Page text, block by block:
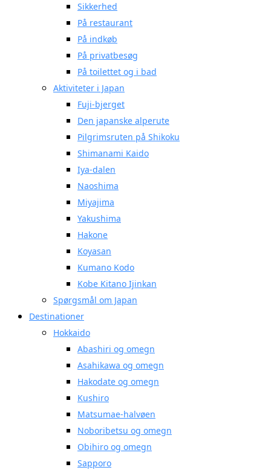
Sikkerhed
På restaurant
På indkøb
På privatbesøg
På toilettet og i bad
Aktiviteter i Japan
Fuji-bjerget
Den japanske alperute
Pilgrimsruten på Shikoku
Shimanami Kaido
Iya-dalen
Naoshima
Miyajima
Yakushima
Hakone
Koyasan
Kumano Kodo
Kobe Kitano Ijinkan
Spørgsmål om Japan
Destinationer
Hokkaido
Abashiri og omegn
Asahikawa og omegn
Hakodate og omegn
Kushiro
Matsumae-halvøen
Noboribetsu og omegn
Obihiro og omegn
Sapporo